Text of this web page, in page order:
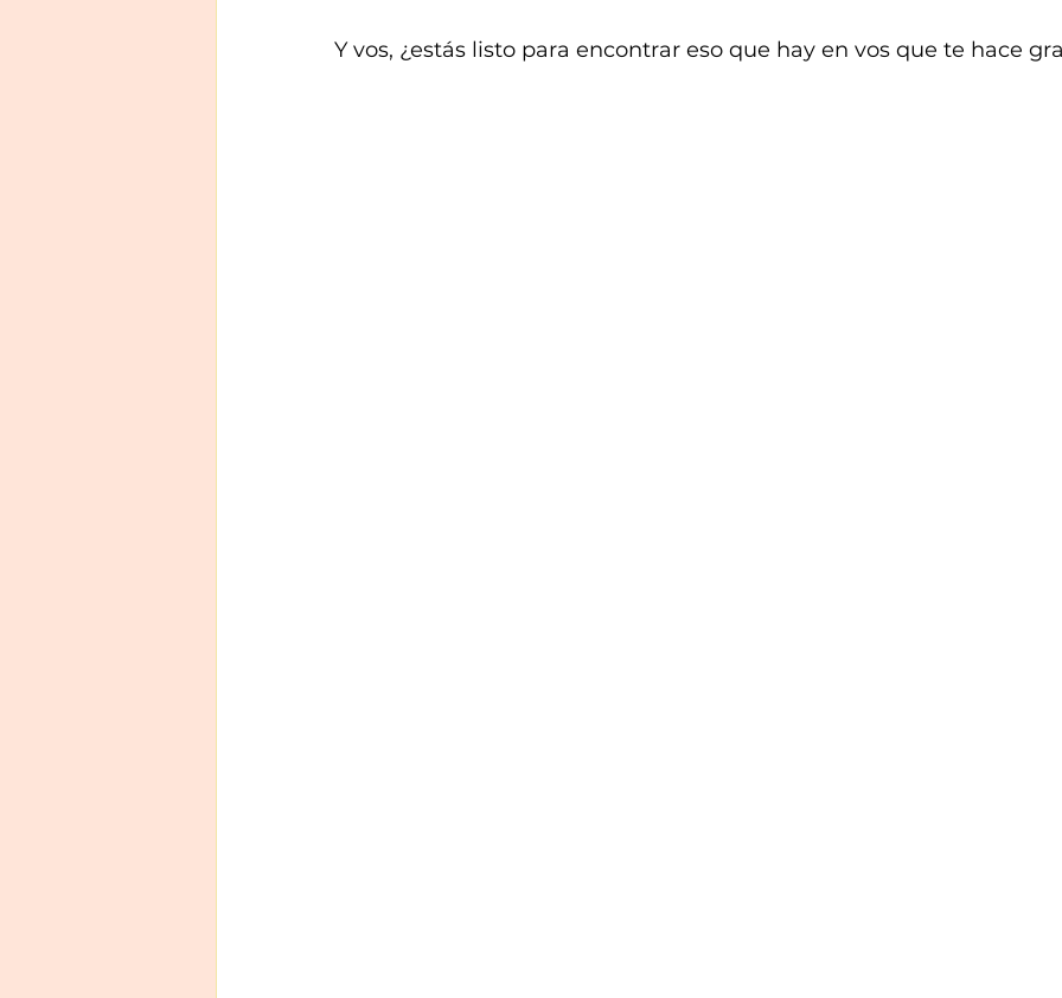
Y vos, ¿estás listo para encontrar eso que hay en vos que te hace